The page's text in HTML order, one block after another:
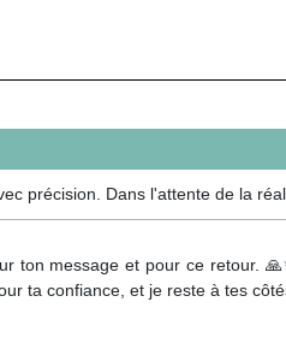
précision. Dans l'attente de la
ton message et pour ce retour.
ta confiance, et je reste à tes